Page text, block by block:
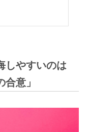
しやすいのは
意」